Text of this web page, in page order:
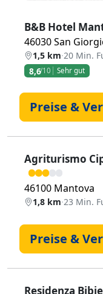
B&B Hotel
46030 San
1,5 km·20 Min.
8,6/10 Sehr gut
Preise &
Agriturismo
46100 Mantova
1,8 km·23 Min.
Preise &
Residenza